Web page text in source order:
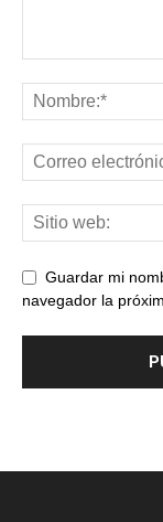
Guardar mi
navegador la